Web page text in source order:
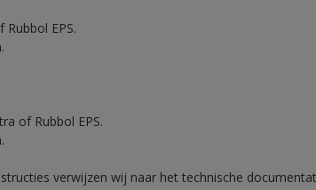
EPS.
of Rubbol EPS.
verwijzen wij naar het technische